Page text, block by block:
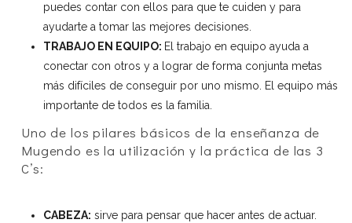
puedes contar con ellos para que te cuiden y para
ayudarte a tomar las mejores decisiones.
TRABAJO EN EQUIPO: El trabajo en equipo ayuda a
conectar con otros y a lograr de forma conjunta metas
más difíciles de conseguir por uno mismo. El equipo más
importante de todos es la familia.
Uno de los pilares básicos de la enseñanza de
Mugendo es la utilización y la práctica de las 3
C’s:
CABEZA: sirve para pensar que hacer antes de actuar.